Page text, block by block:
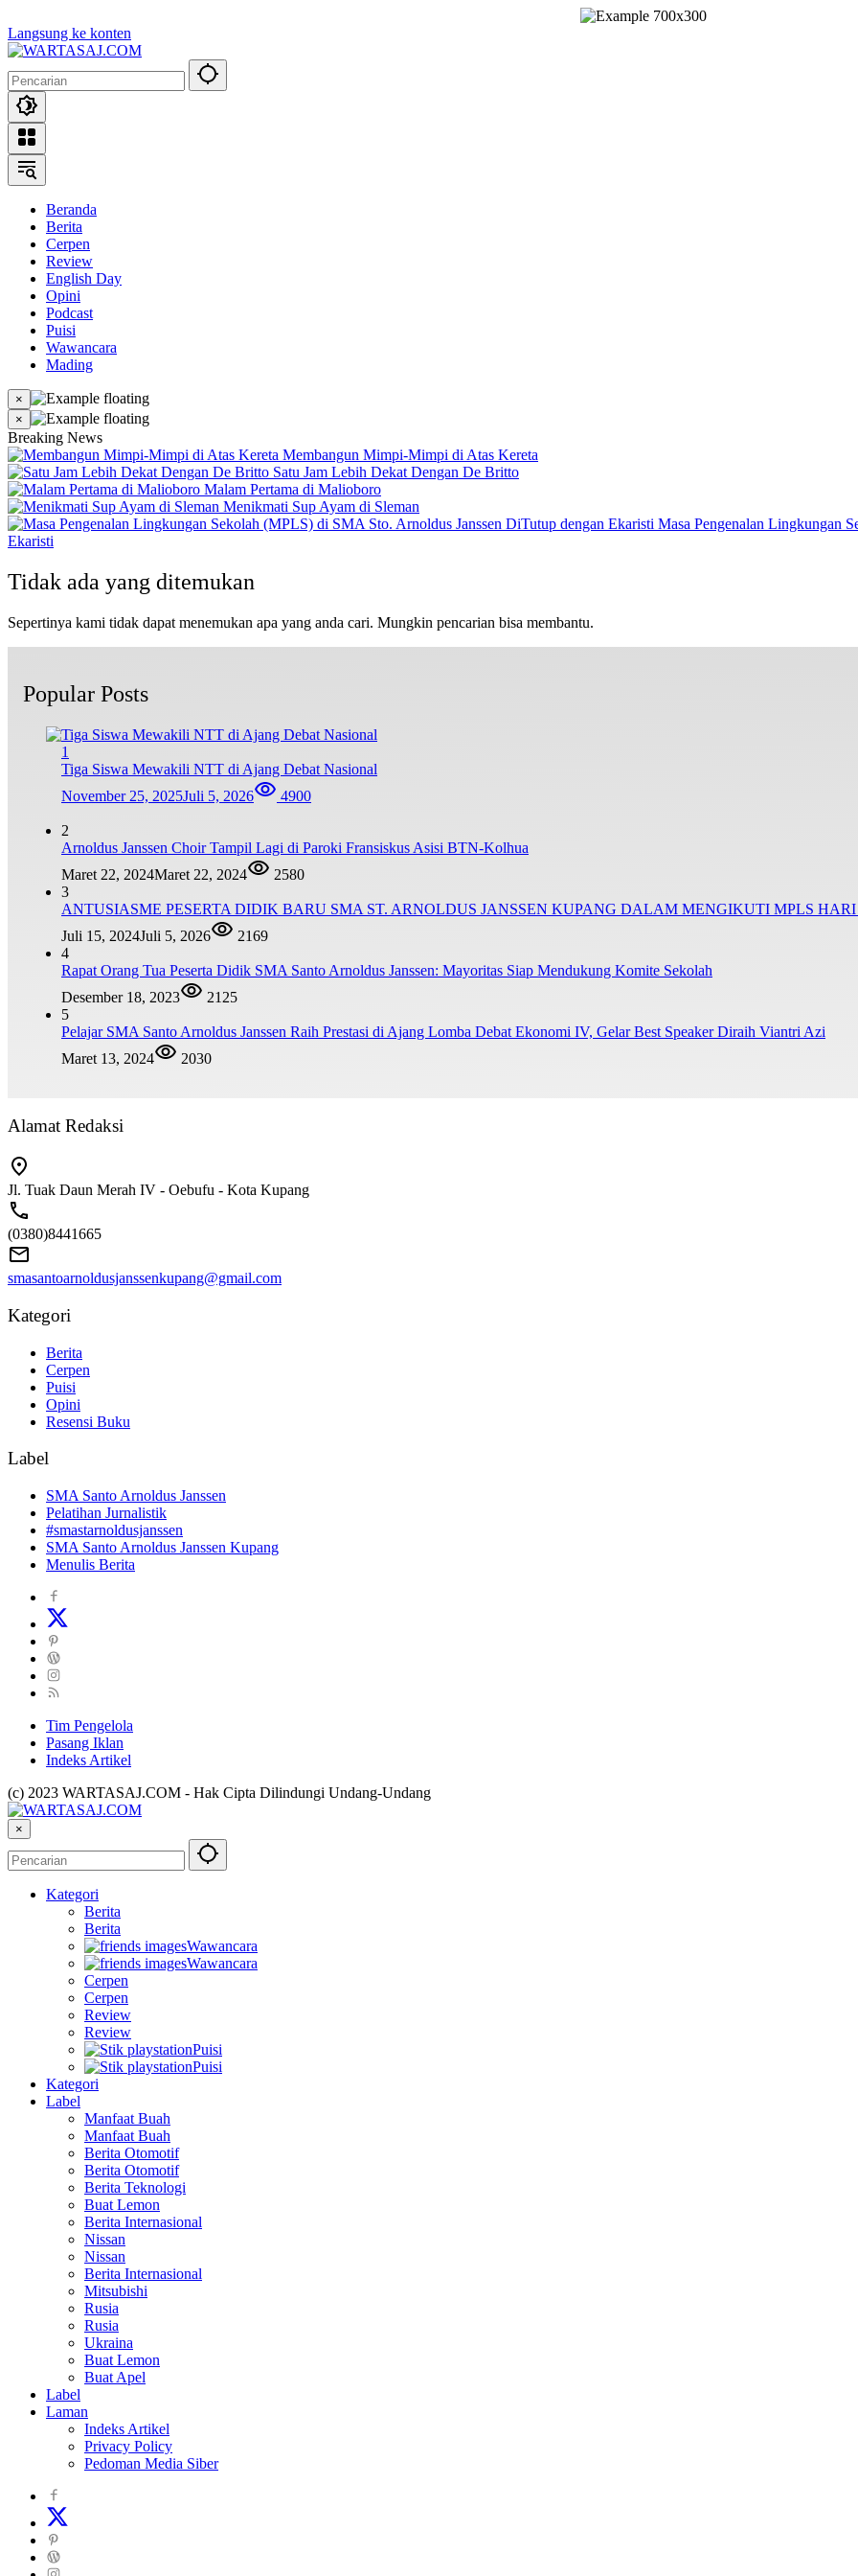
Langsung ke konten
Beranda
Berita
Cerpen
Review
English Day
Opini
Podcast
Puisi
Wawancara
Mading
×
×
Breaking News
Membangun Mimpi-Mimpi di Atas Kereta
Satu Jam Lebih Dekat Dengan De Britto
Malam Pertama di Malioboro
Menikmati Sup Ayam di Sleman
Masa Pengenalan Lingkungan
Ekaristi
Tidak ada yang ditemukan
Sepertinya kami tidak dapat menemukan apa yang anda cari. Mungkin pencarian bisa membantu.
Popular Posts
1
Tiga Siswa Mewakili NTT di Ajang Debat Nasional
November 25, 2025Juli 5, 2026 4900
2
Arnoldus Janssen Choir Tampil Lagi di Paroki Fransiskus Asisi BTN-Kolhua
Maret 22, 2024Maret 22, 2024
2580
3
ANTUSIASME PESERTA DIDIK BARU SMA ST. ARNOLDUS JANSSEN KUPANG DALAM MENGIKUTI MPLS HARI
Juli 15, 2024Juli 5, 2026
2169
4
Rapat Orang Tua Peserta Didik SMA Santo Arnoldus Janssen: Mayoritas Siap Mendukung Komite Sekolah
Desember 18, 2023
2125
5
Pelajar SMA Santo Arnoldus Janssen Raih Prestasi di Ajang Lomba Debat Ekonomi IV, Gelar Best Speaker Diraih Viantri Azi
Maret 13, 2024
2030
Alamat Redaksi
Jl. Tuak Daun Merah IV - Oebufu - Kota Kupang
(0380)8441665
smasantoarnoldusjanssenkupang@gmail.com
Kategori
Berita
Cerpen
Puisi
Opini
Resensi Buku
Label
SMA Santo Arnoldus Janssen
Pelatihan Jurnalistik
#smastarnoldusjanssen
SMA Santo Arnoldus Janssen Kupang
Menulis Berita
Tim Pengelola
Pasang Iklan
Indeks Artikel
(c) 2023 WARTASAJ.COM - Hak Cipta Dilindungi Undang-Undang
×
Kategori
Berita
Berita
Wawancara
Wawancara
Cerpen
Cerpen
Review
Review
Puisi
Puisi
Kategori
Label
Manfaat Buah
Manfaat Buah
Berita Otomotif
Berita Otomotif
Berita Teknologi
Buat Lemon
Berita Internasional
Nissan
Nissan
Berita Internasional
Mitsubishi
Rusia
Rusia
Ukraina
Buat Lemon
Buat Apel
Label
Laman
Indeks Artikel
Privacy Policy
Pedoman Media Siber